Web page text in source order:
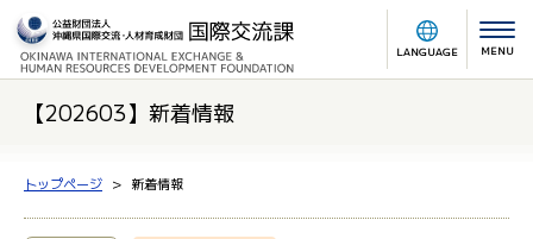
LANGUAGE MENU
【202603】新着情報
トップページ 新着情報